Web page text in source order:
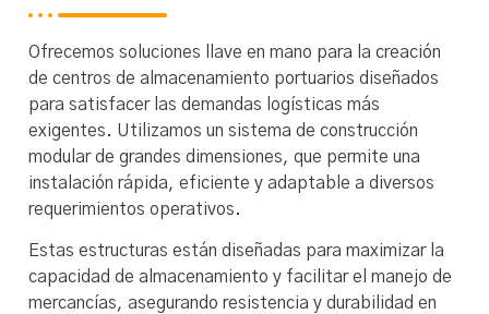
Ofrecemos soluciones llave en mano para la creación
de centros de almacenamiento portuarios diseñados
para satisfacer las demandas logísticas más
exigentes. Utilizamos un sistema de construcción
modular de grandes dimensiones, que permite una
instalación rápida, eficiente y adaptable a diversos
requerimientos operativos.
Estas estructuras están diseñadas para maximizar la
capacidad de almacenamiento y facilitar el manejo de
mercancías, asegurando resistencia y durabilidad en